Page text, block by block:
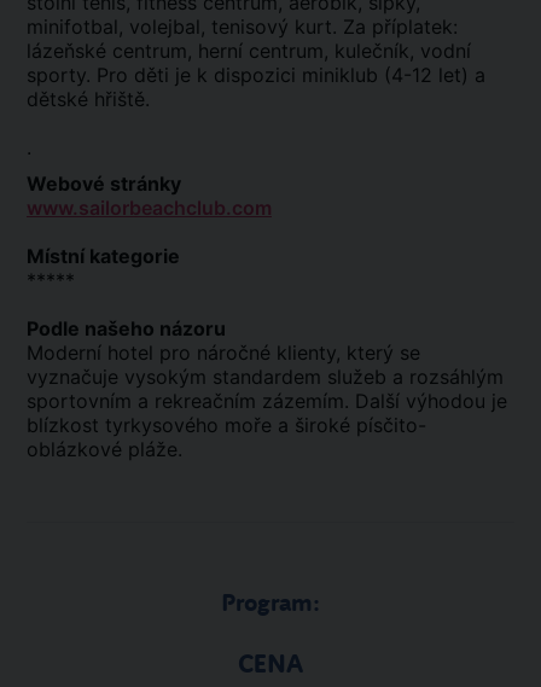
minifotbal, volejbal, tenisový kurt. Za příplatek:
lázeňské centrum, herní centrum, kulečník, vodní
sporty. Pro děti je k dispozici miniklub (4-12 let) a
dětské hřiště.
.
Webové stránky
www.sailorbeachclub.com
Místní kategorie
*****
Podle našeho názoru
Moderní hotel pro náročné klienty, který se
vyznačuje vysokým standardem služeb a rozsáhlým
sportovním a rekreačním zázemím. Další výhodou je
blízkost tyrkysového moře a široké písčito-
oblázkové pláže.
Program:
CENA